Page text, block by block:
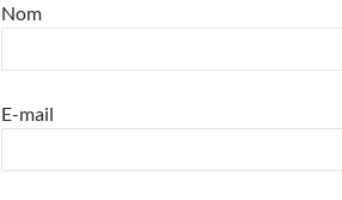
Nom
E-mail